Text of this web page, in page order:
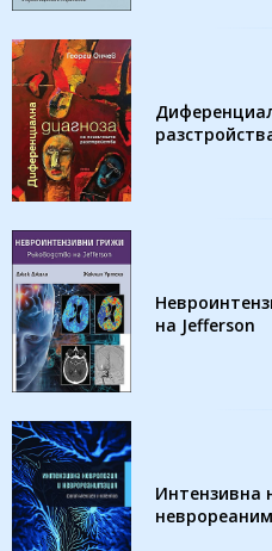
на Jefferson
Интензивна